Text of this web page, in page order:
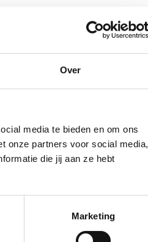
Over
media te bieden en om ons
onze partners voor social media,
die jij aan ze hebt
Marketing